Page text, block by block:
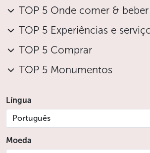
Crianças entre 6 e 12 anos têm
Menos
TOP 5 Onde comer & beber
TOP 5 Experiências e
TOP 5 Comprar
TOP 5 Monumentos
Língua
Português
Moeda